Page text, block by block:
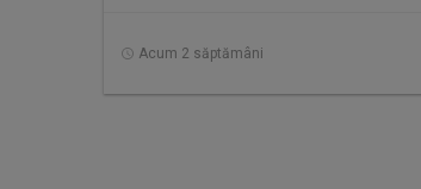
Acum 2 săptămâni